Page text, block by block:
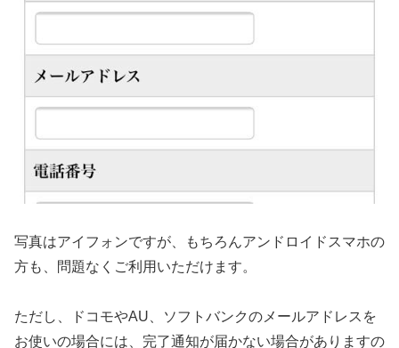
写真はアイフォンですが、もちろんアンドロイドスマホの
方も、問題なくご利用いただけます。
ただし、ドコモやAU、ソフトバンクのメールアドレスを
お使いの場合には、完了通知が届かない場合がありますの